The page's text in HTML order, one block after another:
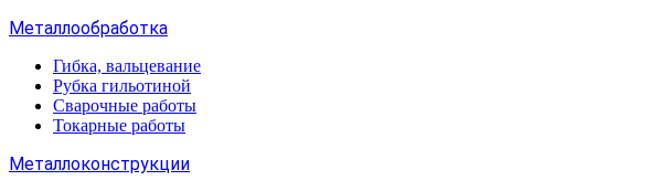
Металлообработка
Гибка, вальцевание
Рубка гильотиной
Сварочные работы
Токарные работы
Металлоконструкции